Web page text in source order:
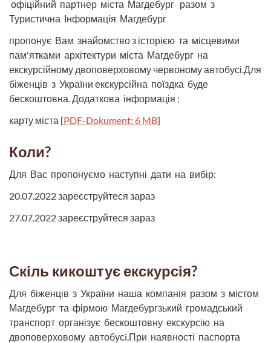
офіційний партнер міста Магдебург разом з
Туристична Інформація Магдебург
пропонує Вам знайомство з історією та місцевими
пам'ятками архітектури міста Магдебург на
екскурсійному двоповерховому червоному автобусі.Для
біженців з України екскурсійна поїздка буде
бескоштовна. Додаткова інформація :
карту міста [PDF-Dokument: 6 MB]
Коли?
Для Вас пропонуємо наступні дати на вибір:
20.07.2022 зареєструйтеся зараз
27.07.2022 зареєструйтеся зараз
Скіль кикоштує екскурсія?
Для біженців з України наша компанія разом з містом
Магдебург та фірмою Магдебургзький громадський
транспорт організує бескоштовну екскурсію на
двоповерховому автобусi.При наявності паспорта